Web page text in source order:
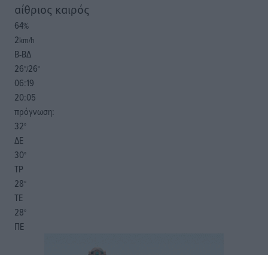
αίθριος καιρός
64%
2km/h
Β-ΒΔ
26°/26°
06:19
20:05
πρόγνωση:
32°
ΔΕ
30°
ΤΡ
28°
ΤΕ
28°
ΠΕ